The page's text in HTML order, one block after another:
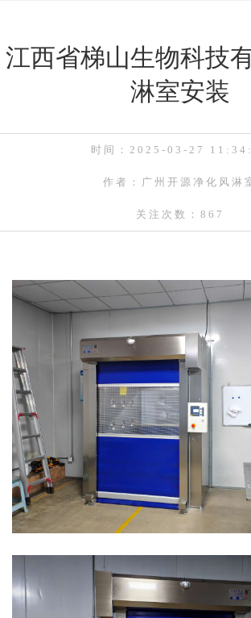
江西省梯山生物科技
淋室安装
时间：2025-03-27
作者：广州开源净化风淋
关注次数：867